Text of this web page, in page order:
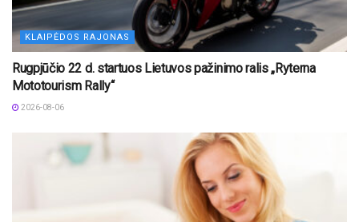
KLAIPĖDOS RAJONAS
Rugpjūčio 22 d. startuos Lietuvos pažinimo ralis „Ryterna
Mototourism Rally“
2026-08-06